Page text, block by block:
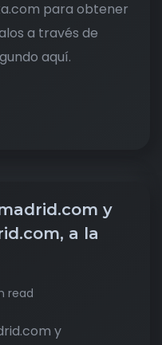
para obtener
a través de
aquí.
y
a la
read
y